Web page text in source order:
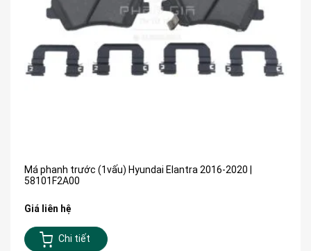
Má phanh trước (1vấu) Hyundai Elantra 2016-2020 |
58101F2A00
Giá liên hệ
Chi tiết